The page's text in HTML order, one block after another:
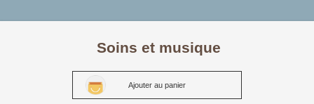
Soins et musique
Ajouter au panier